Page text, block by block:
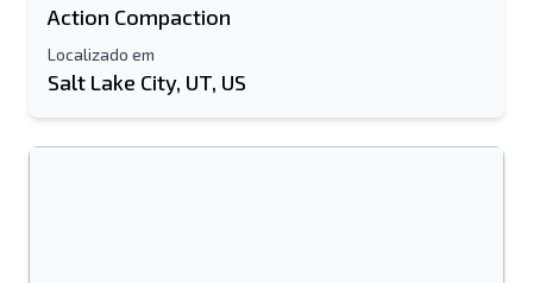
Action Compaction
Localizado em
Salt Lake City, UT, US